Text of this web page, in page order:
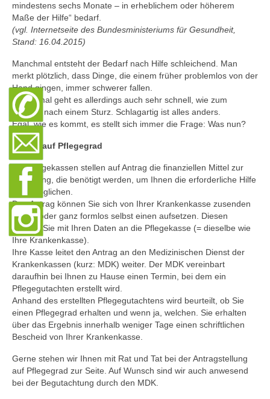
Pflegeleitbild
KARRIERE
Aktuelle Stellenangebote
Pflegedienstleitung/PDL
mindestens sechs Monate – in erheblichem oder höherem
Maße der Hilfe“ bedarf.
(vgl. Internetseite des Bundesministeriums für Gesundheit,
Stand: 16.04.2015)
Manchmal entsteht der Bedarf nach Hilfe schleichend. Man
merkt plötzlich, dass Dinge, die einem früher problemlos von der
Hand gingen, immer schwerer fallen.
Manchmal geht es allerdings auch sehr schnell, wie zum
Beispiel nach einem Sturz. Schlagartig ist alles anders.
Egal, wie es kommt, es stellt sich immer die Frage: Was nun?
Antrag auf Pflegegrad
Die Pflegekassen stellen auf Antrag die finanziellen Mittel zur
Verfügung, die benötigt werden, um Ihnen die erforderliche Hilfe
zu ermöglichen.
Den Antrag können Sie sich von Ihrer Krankenkasse zusenden
lassen oder ganz formlos selbst einen aufsetzen. Diesen
senden Sie mit Ihren Daten an die Pflegekasse (= dieselbe wie
Ihre Krankenkasse).
Ihre Kasse leitet den Antrag an den Medizinischen Dienst der
Krankenkassen (kurz: MDK) weiter. Der MDK vereinbart
daraufhin bei Ihnen zu Hause einen Termin, bei dem ein
Pflegegutachten erstellt wird.
Anhand des erstellten Pflegegutachtens wird beurteilt, ob Sie
einen Pflegegrad erhalten und wenn ja, welchen. Sie erhalten
über das Ergebnis innerhalb weniger Tage einen schriftlichen
Bescheid von Ihrer Krankenkasse.
Gerne stehen wir Ihnen mit Rat und Tat bei der Antragstellung
auf Pflegegrad zur Seite. Auf Wunsch sind wir auch anwesend
bei der Begutachtung durch den MDK.